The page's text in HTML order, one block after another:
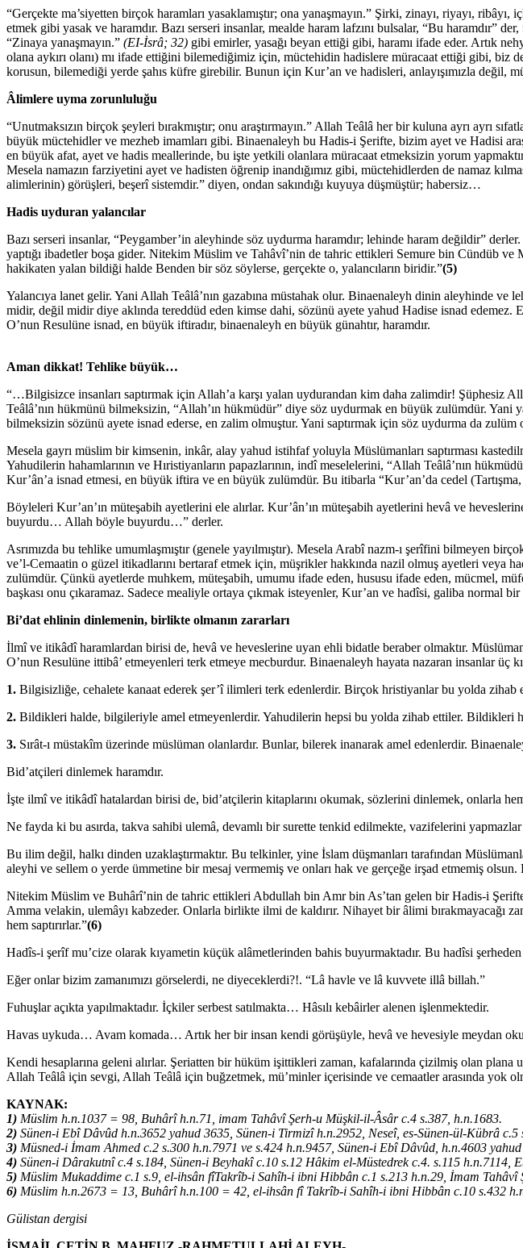
“Gerçekte ma’siyetten birçok haramları yasaklamıştır; ona yanaşmayın.” Şirki, zinayı, riyayı, ribâyı,
etmek gibi yasak ve haramdır. Bazı serseri insanlar, mealde haram lafzını bulsalar, “Bu haramdır”
“Zinaya yanaşmayın.” (EI-İsrâ; 32) gibi emirler, yasağı beyan ettiği gibi, haramı ifade eder. Artık
olana aykırı olanı) mı ifade ettiğini bilemediğimiz için, müctehidin hadislere müracaat ettiği gibi,
korusun, bilemediği yerde şahıs küfre girebilir. Bunun için Kur’an ve hadisleri, anlayışımızla değil,
Âlimlere uyma zorunluluğu
“Unutmaksızın birçok şeyleri bırakmıştır; onu araştırmayın.” Allah Teâlâ her bir kuluna ayrı ayrı
büyük müctehidler ve mezheb imamları gibi. Binaenaleyh bu Hadis-i Şerifte, bizim ayet ve Hadisi
en büyük afat, ayet ve hadis meallerinde, bu işte yetkili olanlara müracaat etmeksizin yorum
Mesela namazın farziyetini ayet ve hadisten öğrenip inandığımız gibi, müctehidlerden de namaz
alimlerinin) görüşleri, beşerî sistemdir.” diyen, ondan sakındığı kuyuya düşmüştür; habersiz…
Hadis uyduran yalancılar
Bazı serseri insanlar, “Peygamber’in aleyhinde söz uydurma haramdır; lehinde haram değildir”
yaptığı ibadetler boşa gider. Nitekim Müslim ve Tahâvî’nin de tahric ettikleri Semure bin Cündüb
hakikaten yalan bildiği halde Benden bir söz söylerse, gerçekte o, yalancıların biridir.”(5)
Yalancıya lanet gelir. Yani Allah Teâlâ’nın gazabına müstahak olur. Binaenaleyh dinin aleyhinde
midir, değil midir diye aklında tereddüd eden kimse dahi, sözünü ayete yahud Hadise isnad
O’nun Resulüne isnad, en büyük iftiradır, binaenaleyh en büyük günahtır, haramdır.
Aman dikkat! Tehlike büyük…
“…Bilgisizce insanları saptırmak için Allah’a karşı yalan uydurandan kim daha zalimdir! Şüphesiz
Teâlâ’nın hükmünü bilmeksizin, “Allah’ın hükmüdür” diye söz uydurmak en büyük zulümdür.
bilmeksizin sözünü ayete isnad ederse, en zalim olmuştur. Yani saptırmak için söz uydurma da
Mesela gayrı müslim bir kimsenin, inkâr, alay yahud istihfaf yoluyla Müslümanları saptırması
Yahudilerin hahamlarının ve Hıristiyanların papazlarının, indî meselelerini, “Allah Teâlâ’nın
Kur’ân’a isnad etmesi, en büyük iftira ve en büyük zulümdür. Bu itibarla “Kur’an’da cedel
Böyleleri Kur’an’ın müteşabih ayetlerini ele alırlar. Kur’ân’ın müteşabih ayetlerini hevâ ve
buyurdu… Allah böyle buyurdu…” derler.
Asrımızda bu tehlike umumlaşmıştır (genele yayılmıştır). Mesela Arabî nazm-ı şerîfini bilmeyen
ve’l-Cemaatin o güzel itikadlarını bertaraf etmek için, müşrikler hakkında nazil olmuş ayetleri veya
zulümdür. Çünkü ayetlerde muhkem, müteşabih, umumu ifade eden, hususu ifade eden, mücmel,
başkası onu çıkaramaz. Sadece mealiyle ortaya çıkmak isteyenler, Kur’an ve hadîsi, galiba normal
Bi’dat ehlinin dinlemenin, birlikte olmanın zararları
İlmî ve itikâdî haramlardan birisi de, hevâ ve heveslerine uyan ehli bidatle beraber olmaktır.
O’nun Resulüne ittibâ’ etmeyenleri terk etmeye mecburdur. Binaenaleyh hayata nazaran insanlar üç
1. Bilgisizliğe, cehalete kanaat ederek şer’î ilimleri terk edenlerdir. Birçok hristiyanlar bu yolda
2. Bildikleri halde, bilgileriyle amel etmeyenlerdir. Yahudilerin hepsi bu yolda zihab ettiler. Bildikleri
3. Sırât-ı müstakîm üzerinde müslüman olanlardır. Bunlar, bilerek inanarak amel edenlerdir.
Bid’atçileri dinlemek haramdır.
İşte ilmî ve itikâdî hatalardan birisi de, bid’atçilerin kitaplarını okumak, sözlerini dinlemek, onlarla
Ne fayda ki bu asırda, takva sahibi ulemâ, devamlı bir surette tenkid edilmekte, vazifelerini
Bu ilim değil, halkı dinden uzaklaştırmaktır. Bu telkinler, yine İslam düşmanları tarafından
aleyhi ve sellem o yerde ümmetine bir mesaj vermemiş ve onları hak ve gerçeğe irşad etmemiş
Nitekim Müslim ve Buhârî’nin de tahric ettikleri Abdullah bin Amr bin As’tan gelen bir Hadis-i
Amma velakin, ulemâyı kabzeder. Onlarla birlikte ilmi de kaldırır. Nihayet bir âlimi bırakmayacağı
hem saptırırlar.”(6)
Hadîs-i şerîf mu’cize olarak kıyametin küçük alâmetlerinden bahis buyurmaktadır. Bu hadîsi
Eğer onlar bizim zamanımızı görselerdi, ne diyeceklerdi?!. “Lâ havle ve lâ kuvvete illâ billah.”
Fuhuşlar açıkta yapılmaktadır. İçkiler serbest satılmakta… Hâsılı kebâirler alenen işlenmektedir.
Havas uykuda… Avam komada… Artık her bir insan kendi görüşüyle, hevâ ve hevesiyle meydan
Kendi hesaplarına geleni alırlar. Şeriatten bir hüküm işittikleri zaman, kafalarında çizilmiş olan
Allah Teâlâ için sevgi, Allah Teâlâ için buğzetmek, mü’minler içerisinde ve cemaatler arasında yok
KAYNAK:
1) Müslim h.n.1037 = 98, Buhârî h.n.71, imam Tahâvî Şerh-u Müşkil-il-Âsâr c.4 s.387, h.n.1683.
2) Sünen-i Ebî Dâvûd h.n.3652 yahud 3635, Sünen-i Tirmizî h.n.2952, Neseî, es-Sünen-ül-Kübrâ
3) Müsned-i İmam Ahmed c.2 s.300 h.n.7971 ve s.424 h.n.9457, Sünen-i Ebî Dâvûd, h.n.4603
4) Sünen-i Dârakutnî c.4 s.184, Sünen-i Beyhakî c.10 s.12 Hâkim el-Müstedrek c.4. s.115 h.n.7114,
5) Müslim Mukaddime c.1 s.9, el-ihsân fîTakrîb-i Sahîh-i ibni Hibbân c.1 s.213 h.n.29, İmam
6) Müslim h.n.2673 = 13, Buhârî h.n.100 = 42, el-ihsân fî Takrîb-i Sahîh-i ibni Hibbân c.10 s.432
Gülistan dergisi